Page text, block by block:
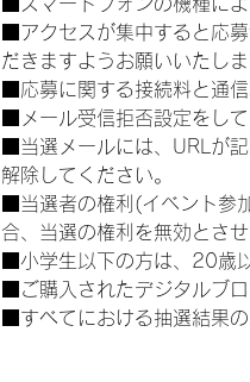
■アクセスが集中すると応
だきますようお願いいたしま
■応募に関する接続料と通
■メール受信拒否設定をし
■当選メールには、URLが
解除してください。
■当選者の権利(イベント参
合、当選の権利を無効とさせ
■小学生以下の方は、20歳
■ご購入されたデジタルブ
■すべてにおける抽選結果